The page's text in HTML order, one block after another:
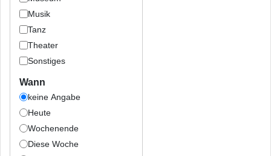
Musik
Tanz
Theater
Sonstiges
Wann
keine Angabe
Heute
Wochenende
Diese Woche